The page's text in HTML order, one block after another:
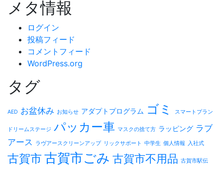
メタ情報
ログイン
投稿フィード
コメントフィード
WordPress.org
タグ
AED お盆休み お知らせ アダプトプログラム ゴミ スマートプラン
ドリームステージ パッカー車 マスクの捨て方 ラッピング ラブ
アース
ラヴアースクリーンアップ リックサポート 中学生 個人情報 入社式
古賀市 古賀市ごみ 古賀市不用品 古賀市駅伝